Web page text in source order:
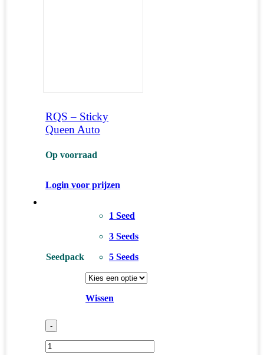
RQS – Sticky
Queen Auto
Op voorraad
Login voor prijzen
Seedpack
1 Seed
3 Seeds
5 Seeds
Wissen
-